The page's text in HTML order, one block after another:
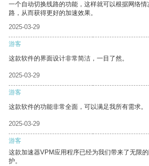
一个自动切换线路的功能，这样就可以根据网络
路，从而获得更好的加速效果。
2025-03-29
游客
这款软件的界面设计非常简洁，一目了然。
2025-03-29
游客
这款软件的功能非常全面，可以满足我所有需求。
2025-03-29
游客
这款加速器VPM应用程序已经为我们带来了无限
护。